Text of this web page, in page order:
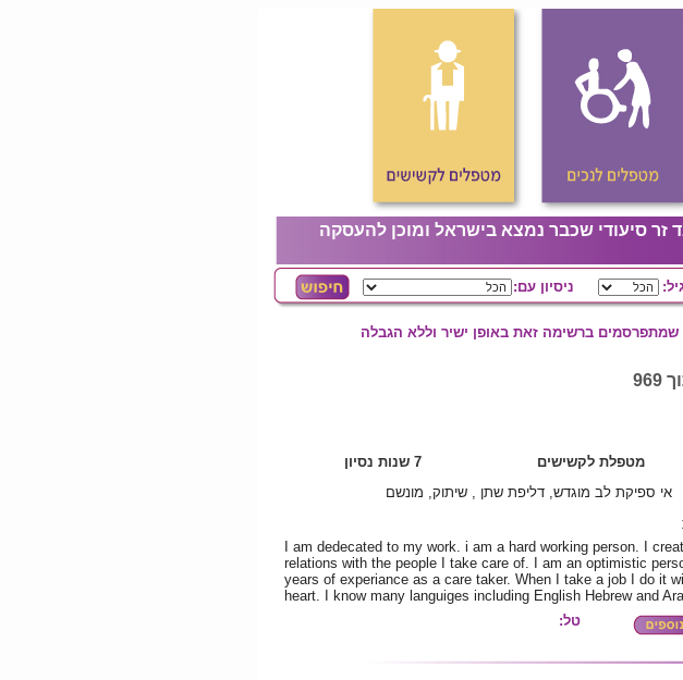
זר סיעודי שכבר נמצא בישראל ומוכן להעסקה
ניסיון עם:
שמתפרסמים ברשימה זאת באופן ישיר וללא הגבלה
מטפלת לקשישים
7 שנות נסיון
אי ספיקת לב מוגדש, דליפת שתן , שיתוק, מונשם
I am dedecated to my work. i am a hard working person. I
relations with the people I take care of. I am an optimistic
years of experiance as a care taker. When I take a job I do it
heart. I know many languiges including English Hebrew and
טל: